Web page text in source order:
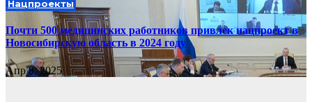
Нацпроекты
Почти 500 медицинских работников привлек нацпроект в
Новосибирскую область в 2024 году
Апр 8, 2025